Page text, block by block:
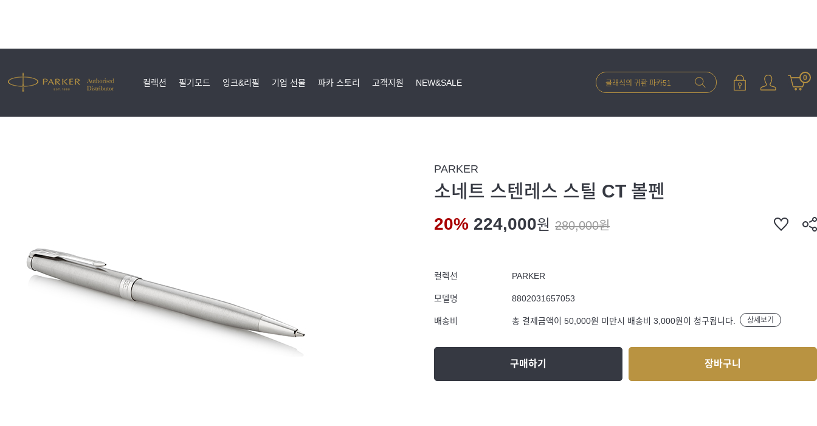
컬렉션 필기모드 잉크&리필 기업 선물 파카 스토리 고객지원 NEW&SALE 0
PARKER
소네트 스텐레스 스틸 CT 볼펜
20% 224,000원 280,000원
컬렉션 PARKER
모델명 8802031657053
배송비 총 결제금액이 50,000원 미만시 배송비 3,000원이 청구됩니다. 상세보기
구매하기 장바구니